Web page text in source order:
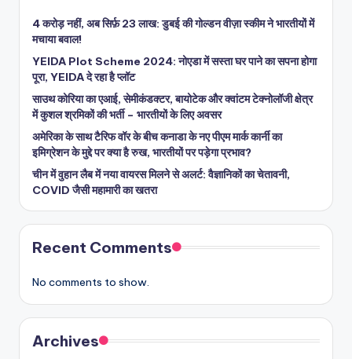
4 करोड़ नहीं, अब सिर्फ़ 23 लाख: डुबई की गोल्डन वीज़ा स्कीम ने भारतीयों में
मचाया बवाल!
YEIDA Plot Scheme 2024: नोएडा में सस्ता घर पाने का सपना होगा
पूरा, YEIDA दे रहा है प्लॉट
साउथ कोरिया का एआई, सेमीकंडक्टर, बायोटेक और क्वांटम टेक्नोलॉजी क्षेत्र
में कुशल श्रमिकों की भर्ती – भारतीयों के लिए अवसर
अमेरिका के साथ टैरिफ वॉर के बीच कनाडा के नए पीएम मार्क कार्नी का
इमिग्रेशन के मुद्दे पर क्या है रुख, भारतीयों पर पड़ेगा प्रभाव?
चीन में वुहान लैब में नया वायरस मिलने से अलर्ट: वैज्ञानिकों का चेतावनी,
COVID जैसी महामारी का खतरा
Recent Comments
No comments to show.
Archives